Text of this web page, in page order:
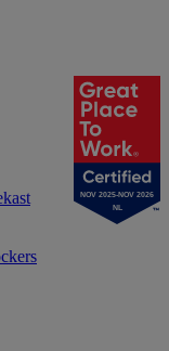
NOV 2025-NOV 2026
NL